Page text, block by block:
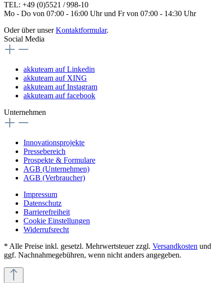
TEL: +49 (0)5521 / 998-10
Mo - Do von 07:00 - 16:00 Uhr und Fr von 07:00 - 14:30 Uhr
Oder über unserKontaktformular.
Social Media
akkuteam auf Linkedin
akkuteam auf XING
akkuteam auf Instagram
akkuteam auf facebook
Unternehmen
Innovationsprojekte
Pressebereich
Prospekte & Formulare
AGB (Unternehmen)
AGB (Verbraucher)
Impressum
Datenschutz
Barrierefreiheit
Cookie Einstellungen
Widerrufsrecht
* Alle Preise inkl. gesetzl. Mehrwertsteuer zzgl. Versandkosten und
ggf. Nachnahmegebühren, wenn nicht anders angegeben.